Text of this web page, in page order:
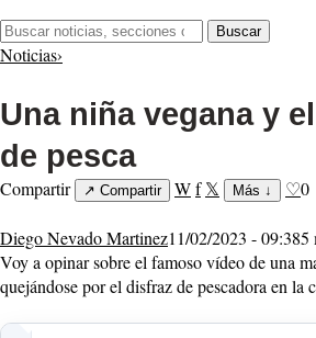
Buscar:
Buscar
Noticias›
Una niña vegana y
de pesca
Compartir ↗ Compartir Wf 𝕏 Más ↓ ♡0
Diego Nevado Martinez11/02/2023 - 09:385
Voy a opinar sobre el famoso vídeo de una
quejándose por el disfraz de pescadora en la